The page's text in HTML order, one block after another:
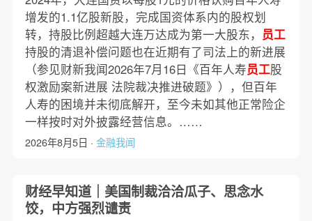
增发的1.1亿股新股，完成国资体系内的股权划
转，持股比例超越大连万达成为第一大股东， 员工
持股的清退补偿问题也在近期有了司法上的新进展
（参见财新我闻2026年7月16日《百年人寿员工股
权激励案新进展 法院裁决推进破题》），但百年
人寿的困境并未彻底解开，至今未如其他正常险企
一样按时对外披露经营信息。……
2026年8月5日 · 金融我闻
财经早知道｜美国制裁洽洽瓜子、思念水
饺，中方强烈谴责